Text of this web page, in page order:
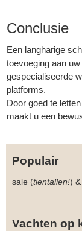
Conclusie
Een langharige
toevoeging aan
gespecialiseerde
platforms.
Door goed te
maakt u een
Populair
sale (tientallen!) &
Vachten op